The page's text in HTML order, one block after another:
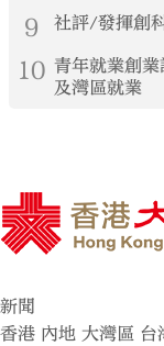
9 社評/發揮創
10 青年就業創
及灣區就業
新聞
香港 內地 大灣區 台